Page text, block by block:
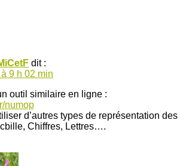
dit :
9 h 02 min
outil similaire en ligne :
numop
d’autres types de représentation des
Chiffres, Lettres….